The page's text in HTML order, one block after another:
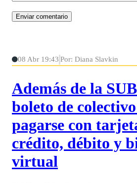
08 Abr 19:43 Por: Diana Slavkin
Además de la
boleto de
pagarse con
crédito, débito y
virtual